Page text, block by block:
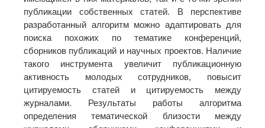
публикации собственных статей. В перспективе
разработанный алгоритм можно адаптировать для
поиска похожих по тематике конференций,
сборников публикаций и научных проектов. Наличие
такого инструмента увеличит публикационную
активность молодых сотрудников, повысит
цитируемость статей и цитируемость между
журналами. Результаты работы алгоритма
определения тематической близости между